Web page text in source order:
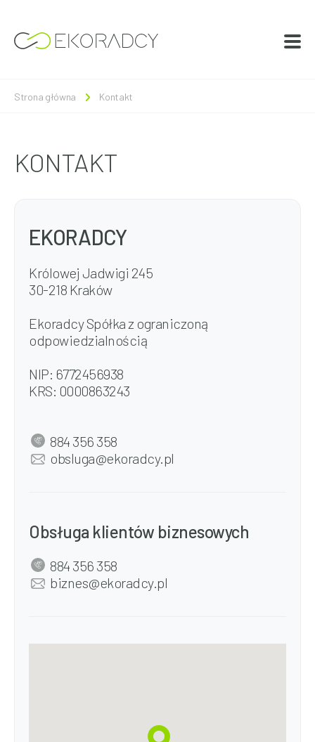
Strona główna Kontakt
KONTAKT
EKORADCY
Królowej Jadwigi 245
30-218 Kraków
Ekoradcy Spółka z ograniczoną
odpowiedzialnością
NIP: 6772456938
KRS: 0000863243
884 356 358
obsluga@ekoradcy.pl
Obsługa klientów biznesowych
884 356 358
biznes@ekoradcy.pl